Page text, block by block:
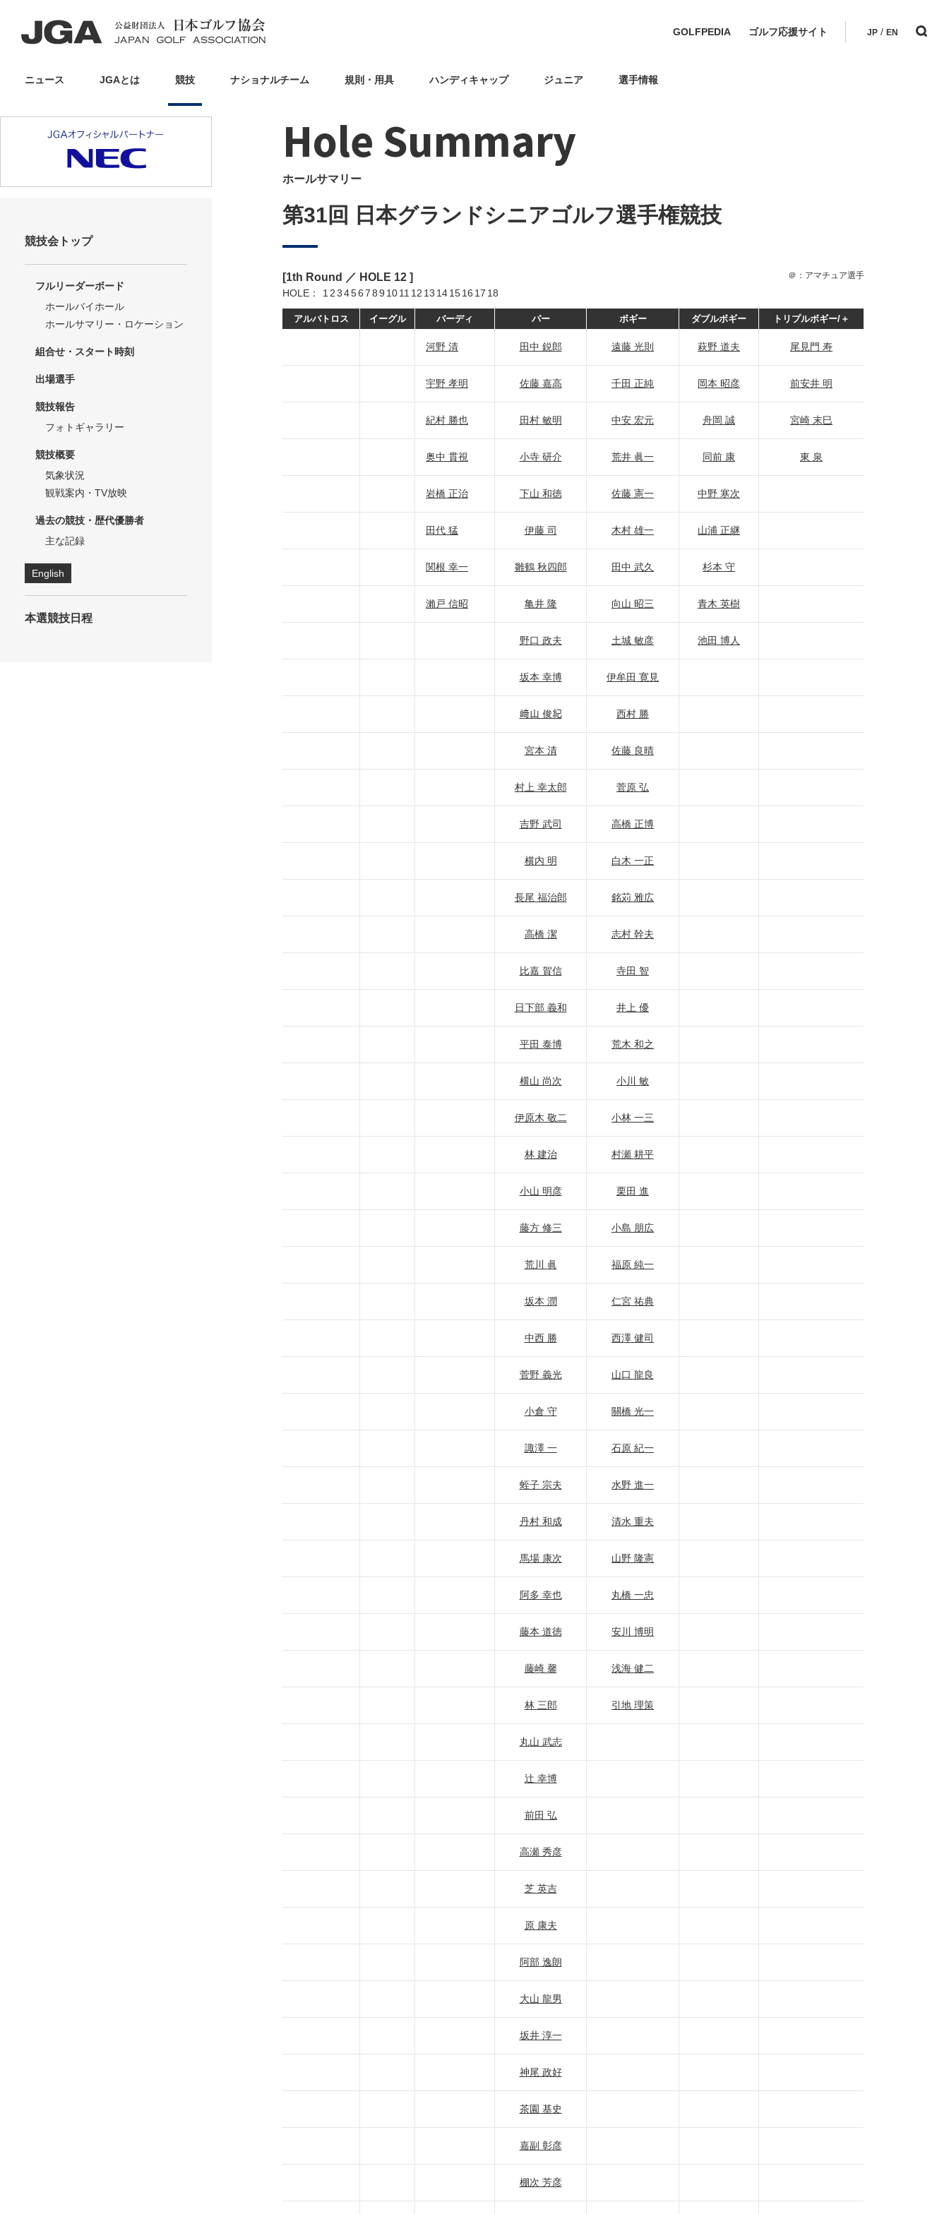
GOLFPEDIA ゴルフ応援サイト JP / EN
ニュース JGAとは 競技 ナショナルチーム 規則・用具 ハンディキャップ ジュニア 選手情報
Hole Summary
ホールサマリー
第31回 日本グランドシニアゴルフ選手権競技
[1th Round ／ HOLE 12 ]
HOLE 1 23456789 1011 12 13 141516 17 18
＠：アマチュア選手
アルバトロス イーグル バーディ パー ボギー ダブルボギー トリプルボギー/＋
河野 清 田中 鋭郎 遠藤 光則 萩野 道夫 尾見門 寿
宇野 孝明 佐藤 嘉高 千田 正純 岡本 昭彦 前安井 明
紀村 勝也 田村 敏明 中安 宏元 舟岡 誠 宮崎 末巳
奥中 貫視 小寺 研介 荒井 眞一 同前 康 東 泉
岩橋 正治 下山 和徳 佐藤 憲一 中野 寒次
田代 猛 伊藤 司 木村 雄一 山浦 正継
関根 幸一 雛鶴 秋四郎 田中 武久 杉本 守
瀨戸 信昭 亀井 隆 向山 昭三 青木 英樹
野口 政夫 土城 敏彦 池田 博人
坂本 幸博 伊牟田 寛見
﨑山 俊紀 西村 勝
宮本 清 佐藤 良晴
村上 幸太郎 菅原 弘
吉野 武司 高橋 正博
横内 明 白木 一正
長尾 福治郎 銘苅 雅広
高橋 潔 志村 幹夫
比嘉 賀信 寺田 智
日下部 義和 井上 優
平田 泰博 荒木 和之
横山 尚次 小川 敏
伊原木 敬二 小林 一三
林 建治 村瀬 耕平
小山 明彦 栗田 進
藤方 修三 小島 朋広
荒川 眞 福原 純一
坂本 潤 仁宮 祐典
中西 勝 西澤 健司
菅野 義光 山口 龍良
小倉 守 關橋 光一
諏澤 一 石原 紀一
蛭子 宗夫 水野 進一
丹村 和成 清水 重夫
馬場 康次 山野 隆憲
阿多 幸也 丸橋 一忠
藤本 道徳 安川 博明
藤崎 馨 浅海 健二
林 三郎 引地 理策
丸山 武志
辻 幸博
前田 弘
高瀬 秀彦
芝 英吉
原 康夫
阿部 逸朗
大山 龍男
坂井 淳一
神尾 政好
茶園 基史
嘉副 彰彦
棚次 芳彦
競技会トップ
フルリーダーボード
ホールバイホール
ホールサマリー・ロケーション
組合せ・スタート時刻
出場選手
競技報告
フォトギャラリー
競技概要
気象状況
観戦案内・TV放映
過去の競技・歴代優勝者
主な記録
English
本選競技日程